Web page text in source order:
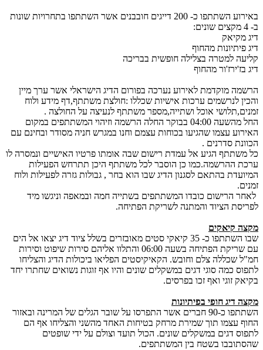
באירוע השתתפו כ- 200 דייגים חובבנים אשר השתתפו בתחרויות שונות
ב- 4 מקצים שונים:
דיג מקיאק
דיג פיתיונות מהחוף
קליעה למטרה בצלילה חופשית בבריכה
דיג בז'ירז'ור מהחוף
הרשמה מוקדמת לאירוע נערכה בפורום הדיג הישראלי אשר ערך מיין
והכין לנרשמים ערכות אישיות שכללו :חולצת משתתף,דף מידע ולוח
זמנים,תלושי אוכל ושתייה,מספר משתתף לנעיצה על החולצה .
החל מהשעה 04:00 בבוקר החלה הרשמה וזיהוי המשתתפים במקום
האירוע עצמו שהגיעו בכוחות עצמם וחנו במגרש חניה מסודר ובחינם עם
הכוונת סדרנים .
כל משתתף הגיע אל עמדת רישום שבה אומתו פרטיו האישיים ונמסרה לו
ערכת ההרשמה.כמו כן הוסבר לכל משתתף היכן תתרחש הפעילות
המיועדת בהתאם לסגנון הדיג שבו הוא בחר , גבולות גזרה לפעילות ולוח
זמנים.
לאחר הרישום כובדו המשתתפים בשתייה חמה ובמאפה וניגשו מיד
לפריסת הציוד והמתנה לשריקת הפתיחה.
מקצה קיאקים
שבו השתתפו כ- 35 קיאקי סטים מאובזרים בשלל ציוד דיג יצאו אל הים
עם שריקת הפתיחה בשעה 06:00 והתלוו אליהם סירות שיפוט וסירות
חמ"ל שכללה צלם וחובש. הקאיקיסטים הפליאו ביכולות הדיג והצליחו
לתפוס כמה סוגי דגים במשקלים שונים והיו אף זוגות נשואים שחתרו יחד
בקיאק זוגי ואף זכו בפרסים.
מקצה דיג חופי בפיתיונות
השתתפו כ-90 חברים אשר התפרסו על שובר הגלים של המרינה ובאזור
החוף עצמו תוך שמירת מרחק בטיחות האחד מהשני והצליחו אף הם
לתפוס דגים במשקלים שונים. הכול תועד וצולם על ידי שופטים
שהסתובבו בשטח בין המשתתפים.